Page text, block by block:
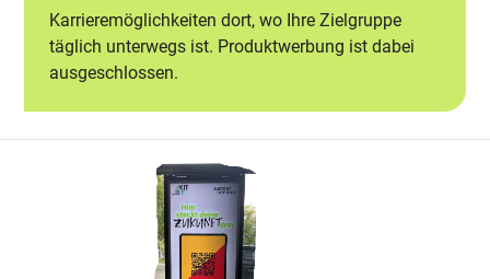
Karrieremöglichkeiten dort, wo Ihre Zielgruppe
täglich unterwegs ist. Produktwerbung ist dabei
ausgeschlossen.